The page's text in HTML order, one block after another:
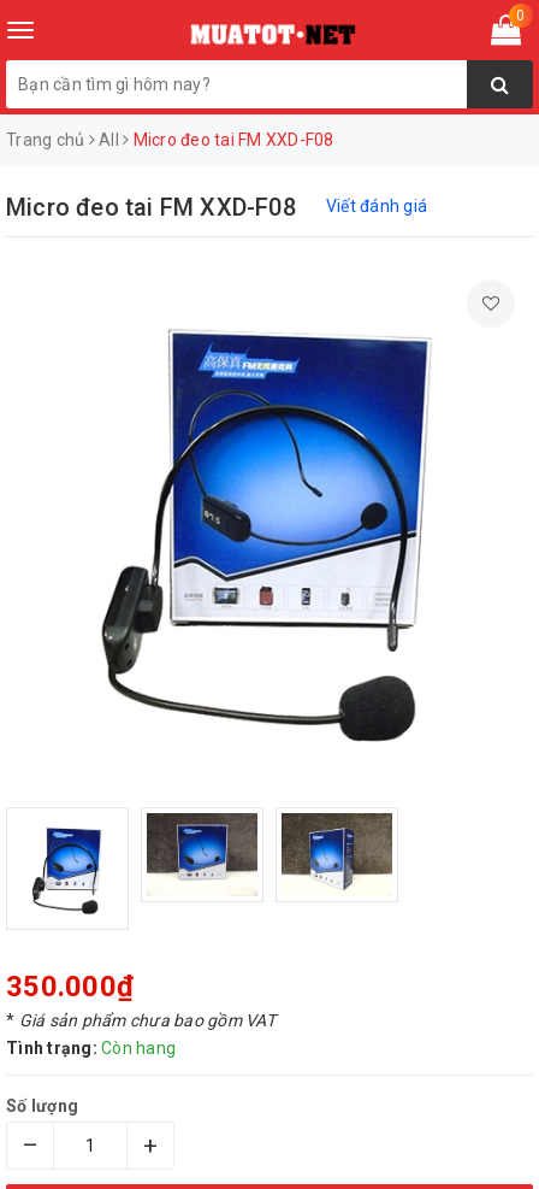
Toggle
navigation
0
Trang chủ All Micro đeo tai FM XXD-F08
Micro đeo tai FM XXD-F08 Viết đánh giá
350.000₫
* Giá sản phẩm chưa bao gồm VAT
Tình trạng: Còn hang
Số lượng
– +